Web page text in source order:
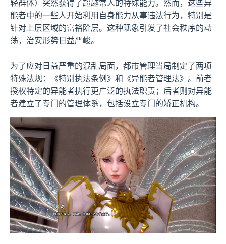
轻群体）突然获得了超越常人的特殊能力。然而，这些异
能者中的一些人开始利用自身能力从事违法行为，特别是
针对上层区域的富裕阶层。这种现象引发了社会秩序的动
荡，治安形势日益严峻。
为了应对日益严重的混乱局面，都市管理当局制定了两项
特殊法规：《特别执法条例》和《异能者管理法》。前者
授权特定的异能者执行更广泛的执法职责；后者则对异能
者建立了专门的管理体系，包括设立专门的矫正机构。